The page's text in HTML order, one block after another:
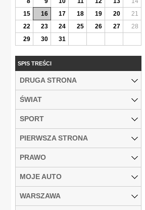
15
16 17 18 19 20
21
22
23 24 25 26 27
28
29
30 31
SPIS TREŚCI
DRUGA STRONA
ŚWIAT
SPORT
PIERWSZA STRONA
PRAWO
MOJE AUTO
WARSZAWA